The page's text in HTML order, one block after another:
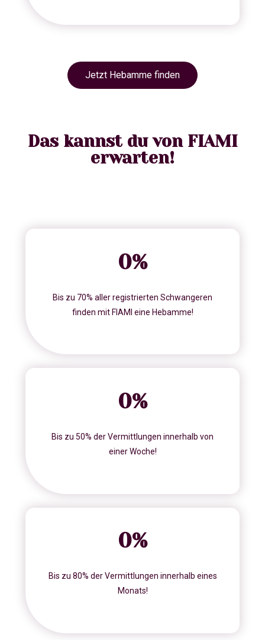
Jetzt Hebamme finden
Das kannst du von FIAMI
erwarten!
0%
Bis zu 70% aller registrierten Schwangeren
finden mit FIAMI eine Hebamme!
0%
Bis zu 50% der Vermittlungen innerhalb von
einer Woche!
0%
Bis zu 80% der Vermittlungen innerhalb eines
Monats!